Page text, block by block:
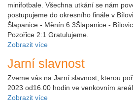
minifotbale. Všechna utkání se nám
postupujeme do okresního finále v
Šlapanice - Měnín 6:3Šlapanice -
Pozořice 2:1 Gratulujeme.
Zobrazit více
Jarní slavnost
Zveme vás na Jarní slavnost, kterou
2023 od16.00 hodin ve venkovním
Zobrazit více